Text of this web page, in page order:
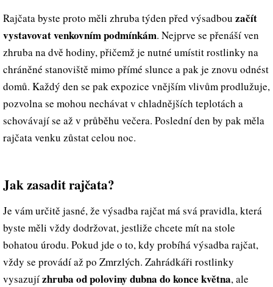
Rajčata byste proto měli zhruba týden před výsadbou začít
vystavovat venkovním podmínkám. Nejprve se přenáší ven
zhruba na dvě hodiny, přičemž je nutné umístit rostlinky na
chráněné stanoviště mimo přímé slunce a pak je znovu odnést
domů. Každý den se pak expozice vnějším vlivům prodlužuje,
pozvolna se mohou nechávat v chladnějších teplotách a
schovávají se až v průběhu večera. Poslední den by pak měla
rajčata venku zůstat celou noc.
Jak zasadit rajčata?
Je vám určitě jasné, že výsadba rajčat má svá pravidla, která
byste měli vždy dodržovat, jestliže chcete mít na stole
bohatou úrodu. Pokud jde o to, kdy probíhá výsadba rajčat,
vždy se provádí až po Zmrzlých. Zahrádkáři rostlinky
vysazujízhruba od poloviny dubna do konce května, ale